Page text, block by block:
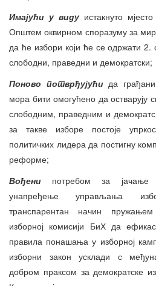
Имајући у виду истакнуто
Општем оквирном споразуму за мир
да ће избори који ће се одржати 2.
слободни, праведни и демократски;
Поново потврђујућида
мора бити омогућено да остварују
слободним, праведним и
за такве изборе постоје
политичких лидера да постигну
реформе;
Вођени потребом за јачање
унапређење управљања
транспарентан начин пружањем
изборној комисији БиХ да
правила понашања у изборној
изборни закон усклади с
добром праксом за демократске